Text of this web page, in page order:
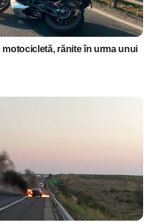
motocicletă, rănite în urma unui